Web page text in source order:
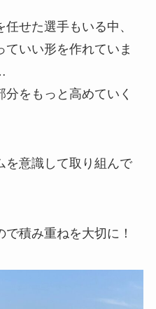
せた選手もいる中、
いい形を作れていま
をもっと高めていく
を意識して取り組んで
積み重ねを大切に！